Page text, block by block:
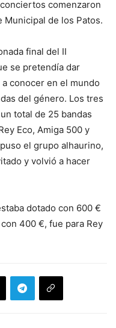
comenzaron
Municipal de los Patos.
final del II
se pretendía dar
conocer en el mundo
del género. Los tres
total de 25 bandas
Eco, Amiga 500 y
el grupo alhaurino,
y volvió a hacer
dotado con 600 €
400 €, fue para Rey